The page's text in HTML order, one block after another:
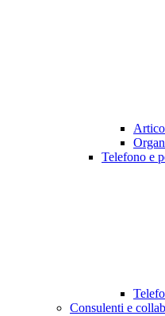
Telefono e
Consulenti e